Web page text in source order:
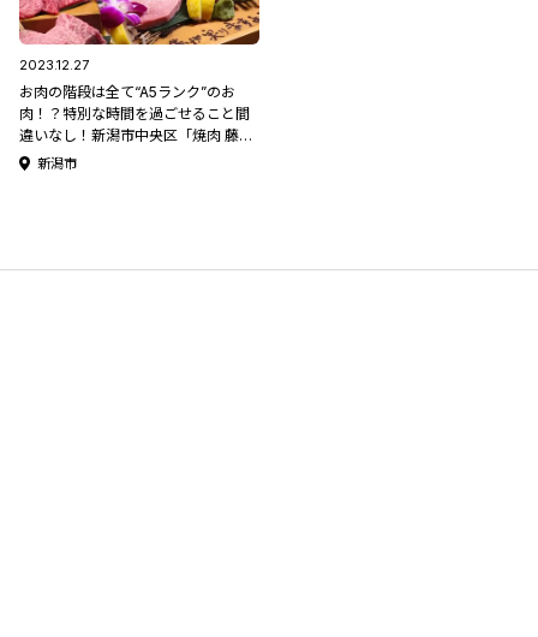
2023.12.27
お肉の階段は全て“A5ランク”のお
肉！？特別な時間を過ごせること間
違いなし！新潟市中央区「焼肉 藤
虎」新潟市